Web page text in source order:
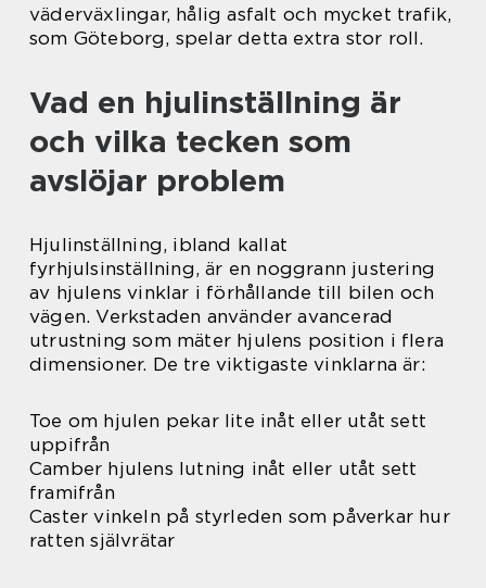
väderväxlingar, hålig asfalt och mycket trafik,
som Göteborg, spelar detta extra stor roll.
Vad en hjulinställning är
och vilka tecken som
avslöjar problem
Hjulinställning, ibland kallat
fyrhjulsinställning, är en noggrann justering
av hjulens vinklar i förhållande till bilen och
vägen. Verkstaden använder avancerad
utrustning som mäter hjulens position i flera
dimensioner. De tre viktigaste vinklarna är:
Toe om hjulen pekar lite inåt eller utåt sett
uppifrån
Camber hjulens lutning inåt eller utåt sett
framifrån
Caster vinkeln på styrleden som påverkar hur
ratten självrätar